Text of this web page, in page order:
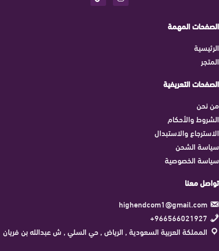
الصفحات المهمة
الرئيسية
المتجر
الصفحات التعريفية
من نحن
الشروط والأحكام
الاسترجاع والاستبدال
سياسة الشحن
سياسة الخصوصية
تواصل معنا
highendcom1@gmail.com
966566021927+
المملكة العربية السعودية , الرياض , حي السلي , ش عبدالله بن فريان